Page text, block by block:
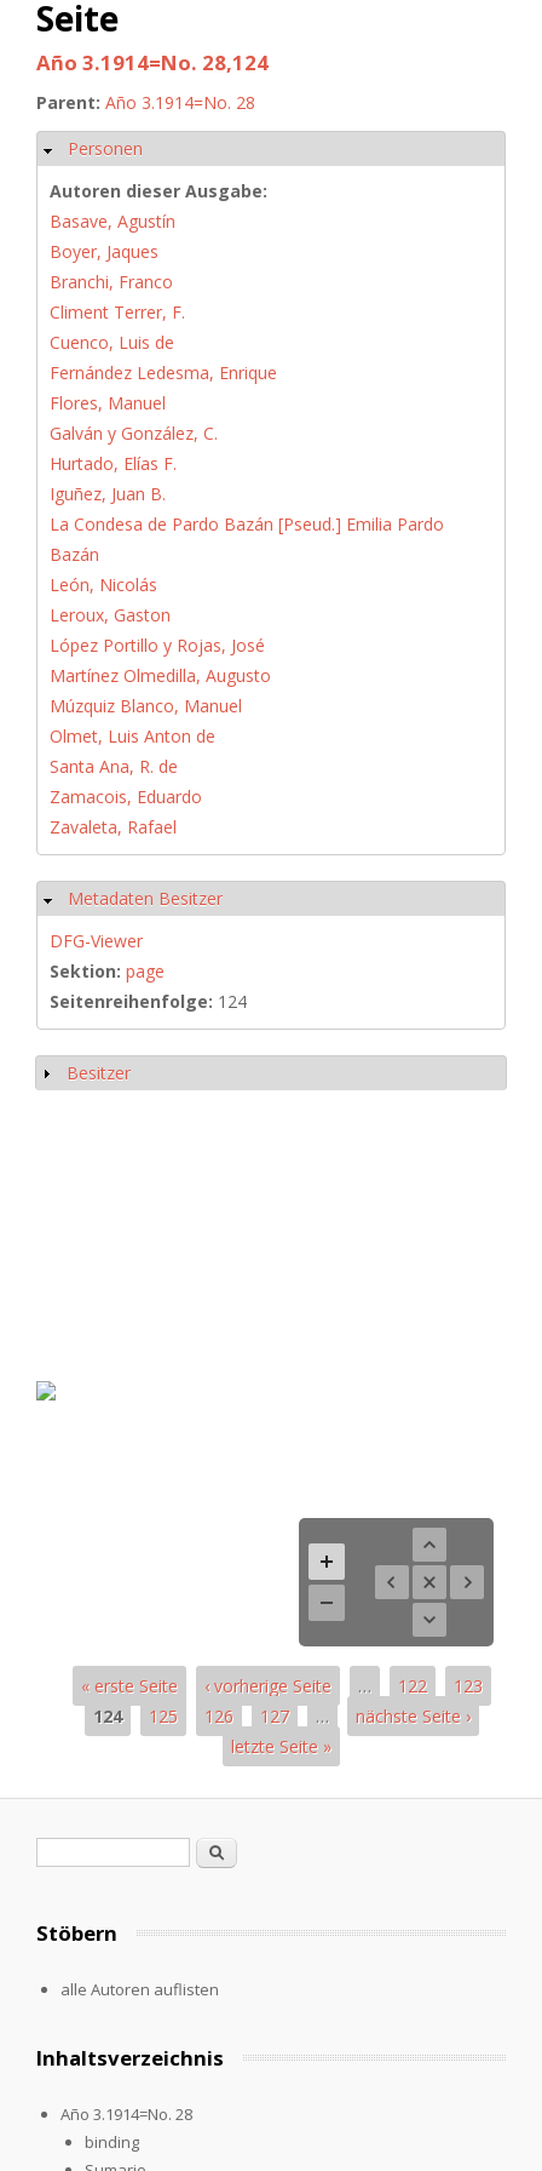
Seite
Año 3.1914=No. 28,124
Parent: Año 3.1914=No. 28
Hide
Personen
Autoren dieser Ausgabe:
Basave, Agustín
Boyer, Jaques
Branchi, Franco
Climent Terrer, F.
Cuenco, Luis de
Fernández Ledesma, Enrique
Flores, Manuel
Galván y González, C.
Hurtado, Elías F.
Iguñez, Juan B.
La Condesa de Pardo Bazán [Pseud.] Emilia Pardo
Bazán
León, Nicolás
Leroux, Gaston
López Portillo y Rojas, José
Martínez Olmedilla, Augusto
Múzquiz Blanco, Manuel
Olmet, Luis Anton de
Santa Ana, R. de
Zamacois, Eduardo
Zavaleta, Rafael
Hide
Metadaten Besitzer
DFG-Viewer
Sektion: page
Seitenreihenfolge: 124
Show
Besitzer
« erste Seite ‹ vorherige Seite … 122
123
124
125 126 127 …
nächste Seite ›
letzte Seite »
Search
Stöbern
alle Autoren auflisten
Inhaltsverzeichnis
Año 3.1914=No. 28
binding